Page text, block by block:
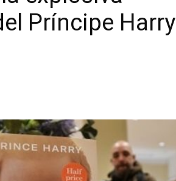
Príncipe Harry